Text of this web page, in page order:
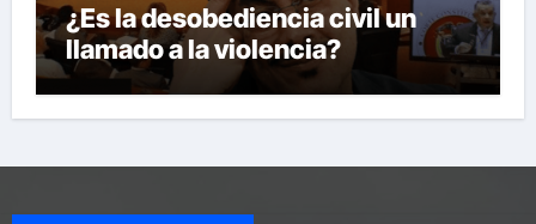
¿Es la desobediencia civil un
llamado a la violencia?